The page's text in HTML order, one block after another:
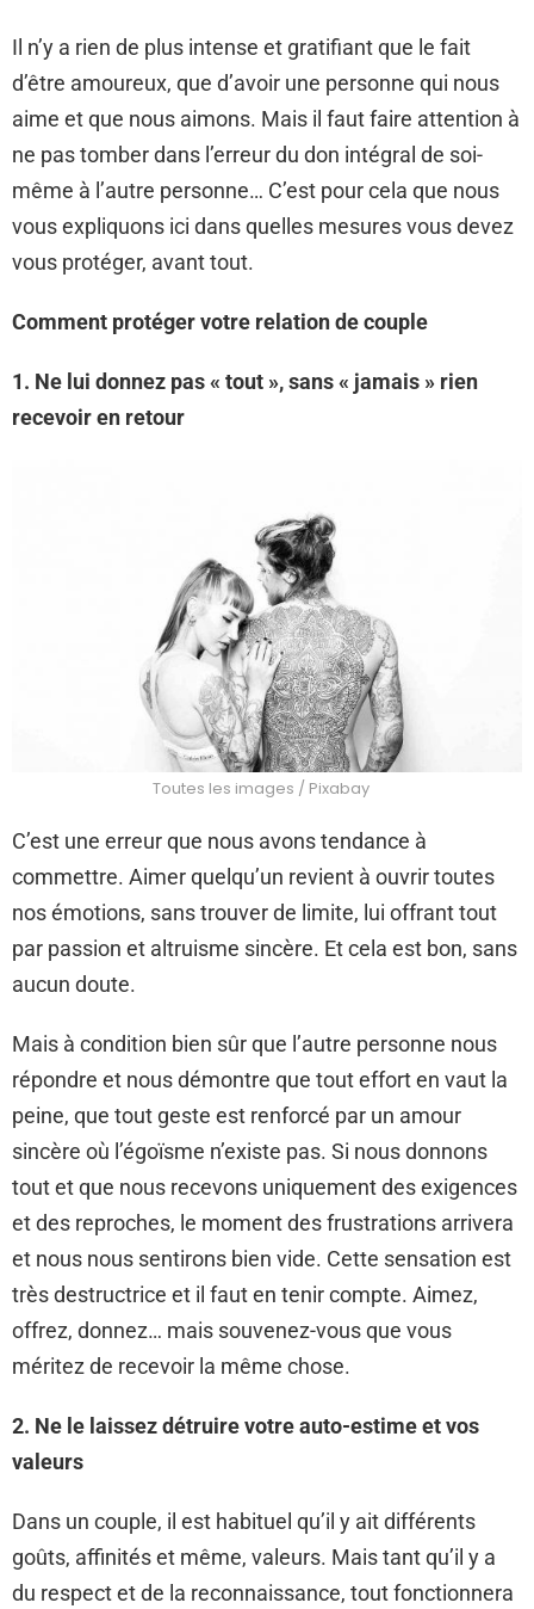
Il n’y a rien de plus intense et gratifiant que le fait
d’être amoureux, que d’avoir une personne qui nous
aime et que nous aimons. Mais il faut faire attention à
ne pas tomber dans l’erreur du don intégral de soi-
même à l’autre personne… C’est pour cela que nous
vous expliquons ici dans quelles mesures vous devez
vous protéger, avant tout.
Comment protéger votre relation de couple
1. Ne lui donnez pas « tout », sans « jamais » rien
recevoir en retour
Toutes les images / Pixabay
C’est une erreur que nous avons tendance à
commettre. Aimer quelqu’un revient à ouvrir toutes
nos émotions, sans trouver de limite, lui offrant tout
par passion et altruisme sincère. Et cela est bon, sans
aucun doute.
Mais à condition bien sûr que l’autre personne nous
répondre et nous démontre que tout effort en vaut la
peine, que tout geste est renforcé par un amour
sincère où l’égoïsme n’existe pas. Si nous donnons
tout et que nous recevons uniquement des exigences
et des reproches, le moment des frustrations arrivera
et nous nous sentirons bien vide. Cette sensation est
très destructrice et il faut en tenir compte. Aimez,
offrez, donnez… mais souvenez-vous que vous
méritez de recevoir la même chose.
2. Ne le laissez détruire votre auto-estime et vos
valeurs
Dans un couple, il est habituel qu’il y ait différents
goûts, affinités et même, valeurs. Mais tant qu’il y a
du respect et de la reconnaissance, tout fonctionnera